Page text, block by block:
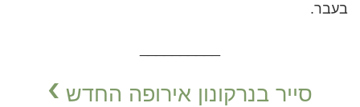
בעבר.
סייר בנרקונון אירופה החדש